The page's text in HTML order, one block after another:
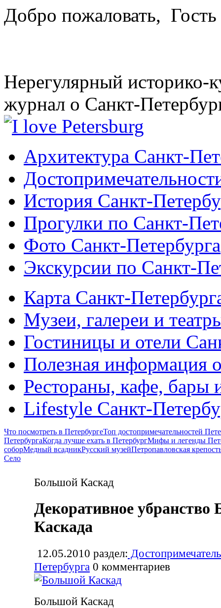
Добро пожаловать, Гость
Нерегулярный историко-
журнал о Санкт-
Архитектура Санкт-
История Санкт-
Прогулки по Санкт-
Фото Санкт-Петербурга
Экскурсии по Санкт-
Карта Санкт-
Музеи, галереи и
Гостиницы и отели
Полезная информация
Рестораны, кафе, бары
Lifestyle Санкт-
Что посмотреть в ПетербургеТоп достопримечательностей
ПетербургаКогда лучше ехать в ПетербургМифы и легенды
соборМедный всадникРусский музейПетропавловская
Село
Большой Каскад
Декоративное убранство
Каскада
12.05.2010 раздел:
Петербурга 0 комментариев
Большой Каскад